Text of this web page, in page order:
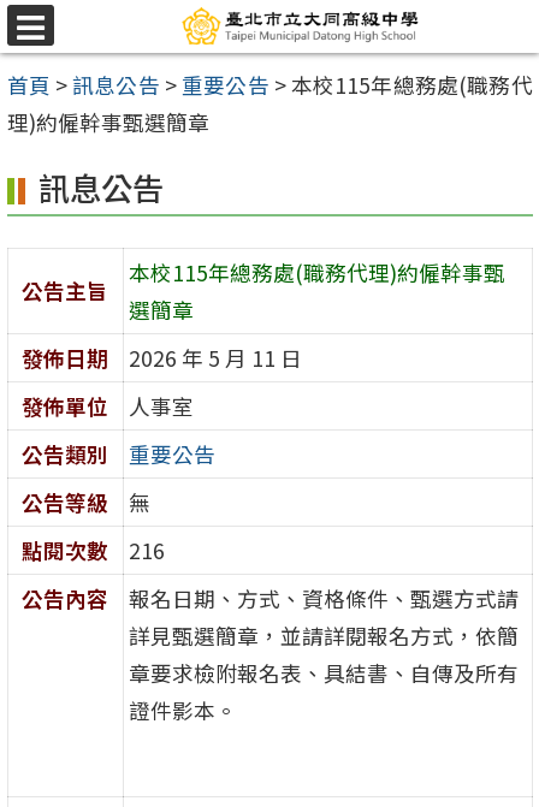
跳
至
主
要
容
區
選
單
首頁 >訊息公告 > 重要公告 >本校115年總務處(職務代
理)約僱幹事甄選簡章
訊息公告
公告主旨
本校115年總務處(職務代理)約僱幹事甄
選簡章
發佈日期
2026 年 5 月 11 日
發佈單位
人事室
公告類別
重要公告
公告等級
無
點閱次數
216
公告內容
報名日期、方式、資格條件、甄選方式請
詳見甄選簡章，並請詳閱報名方式，依簡
章要求檢附報名表、具結書、自傳及所有
證件影本。